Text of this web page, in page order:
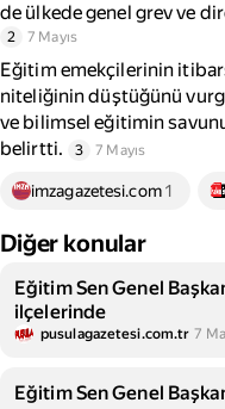
de ülkede genel grev ve
2 7 Mayıs
Eğitim emekçilerinin
niteliğinin düştüğünü
ve bilimsel eğitimin
belirtti.
3 7 Mayıs
imzagazetesi.com 1
Diğer konular
Eğitim Sen Genel
ilçelerinde
pusulagazetesi.com.tr 7
Eğitim Sen Genel